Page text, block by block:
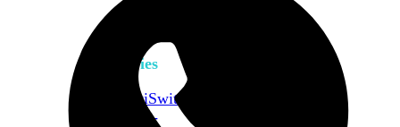
Series
FortiSwitch
548D-